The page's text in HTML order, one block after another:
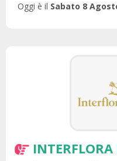
Oggi è il Sabato 8